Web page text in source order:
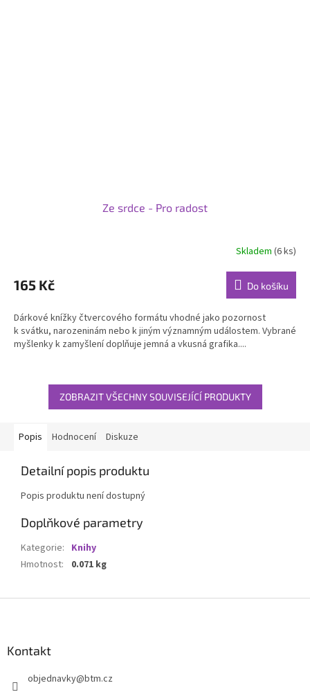
Ze srdce - Pro radost
produktu
je
z
5
hvězdiček.
Skladem(6 ks)
165 Kč Do košíku
Dárkové knížky čtvercového formátu vhodné jako pozornost
k svátku, narozeninám nebo k jiným významným událostem. Vybrané
myšlenky k zamyšlení doplňuje jemná a vkusná grafika....
ZOBRAZIT VŠECHNY SOUVISEJÍCÍ PRODUKTY
Popis Hodnocení Diskuze
Detailní popis produktu
Popis produktu není dostupný
Doplňkové parametry
Kategorie: Knihy
Hmotnost: 0.071 kg
Kontakt
objednavky@btm.cz